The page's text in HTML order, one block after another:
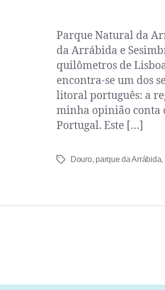
Parque Natural da
da Arrábida e
quilômetros de
encontra-se um dos
litoral português: a
minha opinião conta
Portugal. Este […]
Douro, parque da Arrábida,